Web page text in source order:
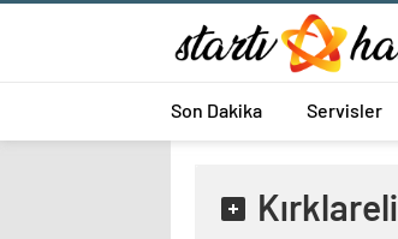
Son Dakika Servisler
Kırklareli